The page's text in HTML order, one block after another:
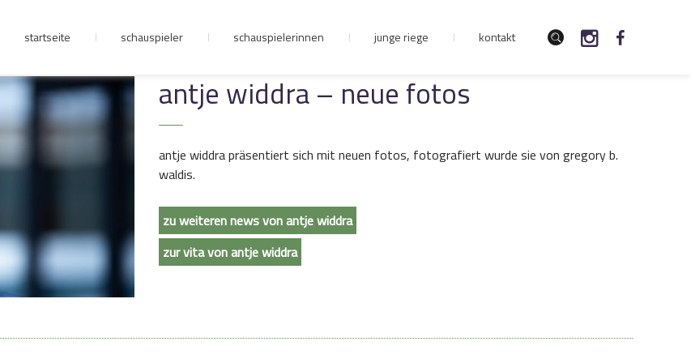
junge riege
kontakt
startseite schauspieler schauspielerinnen junge riege kontakt
antje widdra – neue fotos
antje widdra präsentiert sich mit neuen fotos, fotografiert wurde sie von gregory b.
waldis.
zu weiteren news von antje widdra
zur vita von antje widdra